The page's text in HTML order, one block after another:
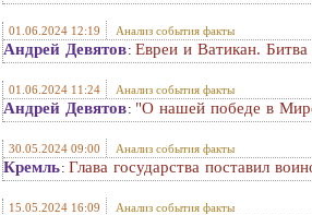
01.06.2024 12:19 Анализ события факты
Андрей Девятов: Евреи и Ватикан.
01.06.2024 11:24 Анализ события факты
Андрей Девятов: "О нашей победе в
30.05.2024 09:00 Анализ события факты
Кремль: Глава государства поставил
15.05.2024 16:09 Анализ события факты